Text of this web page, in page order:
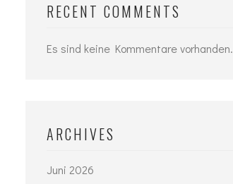
RECENT COMMENTS
Es sind keine Kommentare vorhanden.
ARCHIVES
Juni 2026